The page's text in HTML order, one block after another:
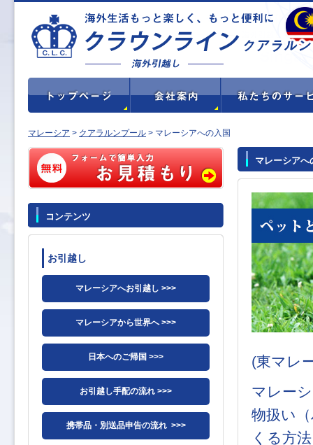
マレーシア > クアラルンプール > マレーシアへの入国
コンテンツ
お引越し
マレーシアへお引越し >>>
マレーシアから世界へ >>>
日本へのご帰国 >>>
お引越し手配の流れ >>>
携帯品・別送品申告の流れ >>>
マレーシアへ
(東マレ
マレー
物扱い
くる方